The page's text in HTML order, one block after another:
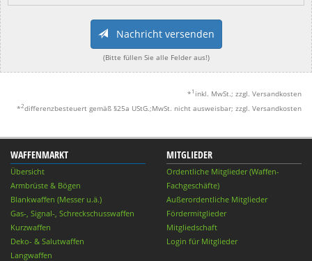
Nachricht versenden
(Bitte füllen Sie alle Felder aus!)
* 1 inkl. MwSt.; zzgl. Versandkosten
*2differenzbesteuert gemäß §25a UStG.;MwSt. nicht ausweisbar; zzgl. Versandkosten
WAFFENMARKT
Übersicht
Armbrüste & Bögen
Blankwaffen (Messer u.ä.)
Gas-, Signal-, Schreckschusswaffen
Kurzwaffen
Deko- & Salutwaffen
Langwaffen
MITGLIEDER
Ordentliche Mitglieder (Waffen-
Fachgeschäfte)
Außerordentliche Mitglieder
Fördermitglieder
Mitgliedschaft
Login für Mitglieder